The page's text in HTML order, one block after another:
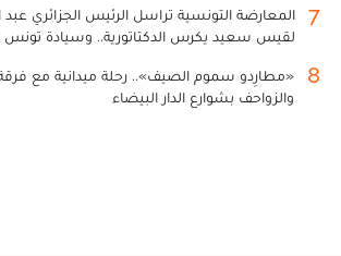
7
المعارضة التونسية تراسل الرئيس الجزائري
لقيس سعيد يكرس الدكتاتورية.. وسيادة
8
«مطارِدو سموم الصيف».. رحلة ميدانية مع
والزواحف بشوارع الدار البيضاء